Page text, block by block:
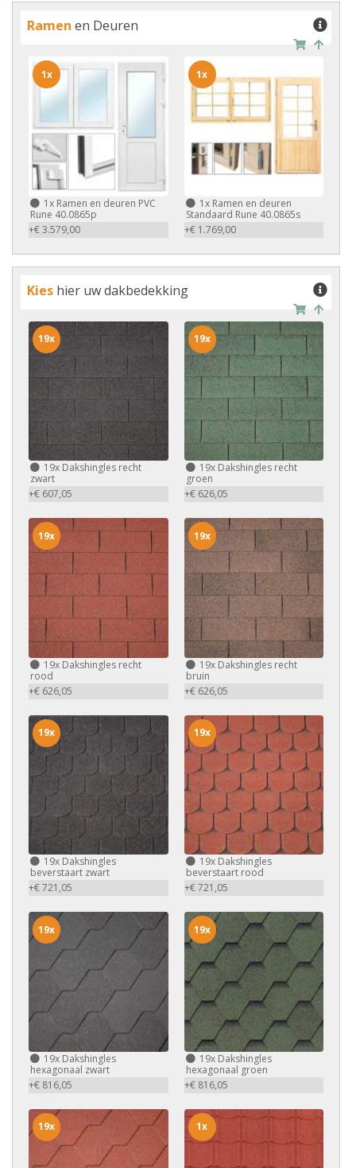
Ramen en Deuren
1x Ramen en deuren PVC
Rune 40.0865p
+€ 3.579,00
1x
1xRamen en deuren
Standaard Rune 40.0865s
+€ 1.769,00
1x
Kies hier uw dakbedekking
19x Dakshingles recht
zwart
+€ 607,05
19x
19xDakshingles recht
groen
+€ 626,05
19x
19x Dakshingles recht
rood
+€ 626,05
19x
19xDakshingles recht
bruin
+€ 626,05
19x
19x Dakshingles
beverstaart zwart
+€ 721,05
19x
19xDakshingles
beverstaart rood
+€ 721,05
19x
19x Dakshingles
hexagonaal zwart
+€ 816,05
19x
19xDakshingles
hexagonaal groen
+€ 816,05
19x
19x 1x